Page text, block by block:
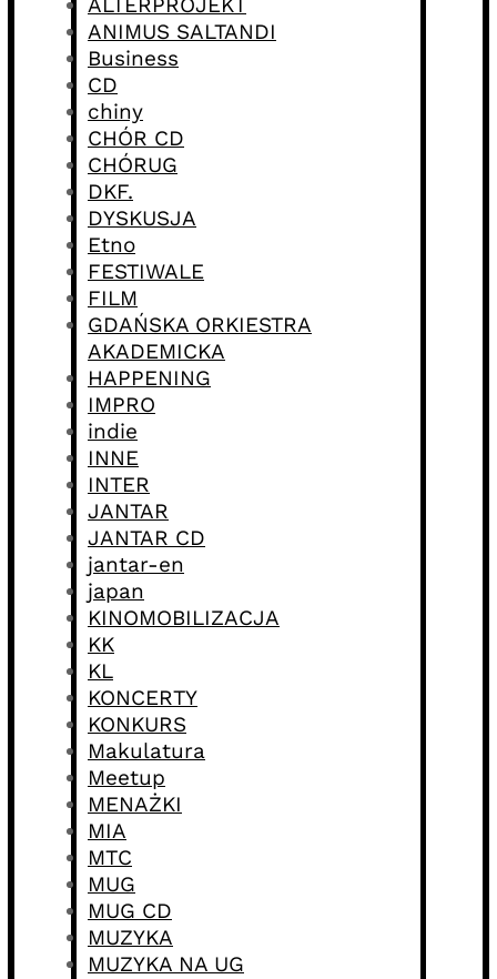
ANIMUS SALTANDI
Business
CD
chiny
CHÓR CD
CHÓRUG
DKF.
DYSKUSJA
Etno
FESTIWALE
FILM
GDAŃSKA ORKIESTRA
AKADEMICKA
HAPPENING
IMPRO
indie
INNE
INTER
JANTAR
JANTAR CD
jantar-en
japan
KINOMOBILIZACJA
KK
KL
KONCERTY
KONKURS
Makulatura
Meetup
MENAŻKI
MIA
MTC
MUG
MUG CD
MUZYKA
MUZYKA NA UG